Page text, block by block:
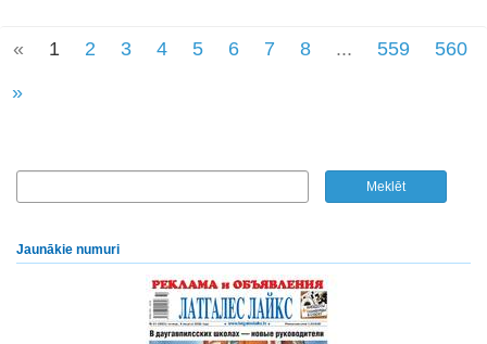
« 1 2 3 4 5 6 7 8 ... 559
560
»
Jaunākie numuri